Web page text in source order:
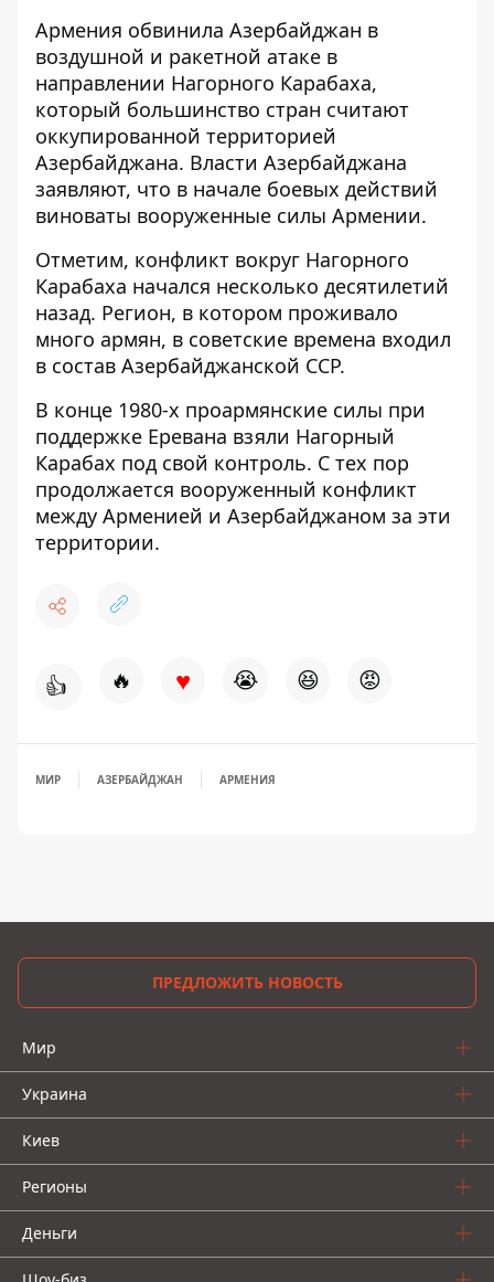
Армения обвинила Азербайджан в
воздушной и ракетной атаке в
направлении Нагорного Карабаха,
который большинство стран считают
оккупированной территорией
Азербайджана. Власти Азербайджана
заявляют, что в начале боевых действий
виноваты вооруженные силы Армении.
Отметим, конфликт вокруг Нагорного
Карабаха начался несколько десятилетий
назад. Регион, в котором проживало
много армян, в советские времена входил
в состав Азербайджанской ССР.
В конце 1980-х проармянские силы при
поддержке Еревана взяли Нагорный
Карабах под свой контроль. С тех пор
продолжается вооруженный конфликт
между Арменией и Азербайджаном за эти
территории.
👍 🔥 ♥ 😭 😆 😡
МИР АЗЕРБАЙДЖАН АРМЕНИЯ
ПРЕДЛОЖИТЬ НОВОСТЬ
Мир
Украина
Киев
Регионы
Деньги